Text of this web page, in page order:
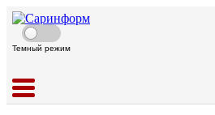
Темный режим